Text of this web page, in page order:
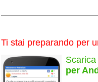
Ti stai preparando per
Scarica
per